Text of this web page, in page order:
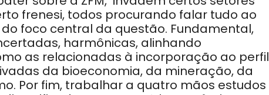
frenesi, todos procurando falar tudo ao
foco central da questão. Fundamental,
harmônicas, alinhando
as relacionadas à incorporação ao perfil
da bioeconomia, da mineração, da
Por fim, trabalhar a quatro mãos estudos